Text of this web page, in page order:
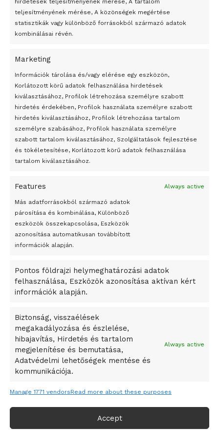
hirdetések teljesítményének mérése, A tartalom
teljesítményének mérése, A közönségek megértése
statisztikák vagy különböző forrásokból származó adatok
kombinálásai révén.
Marketing
Információk tárolása és/vagy elérése egy eszközön,
Korlátozott körű adatok felhasználása hirdetések
kiválasztásához, Profilok létrehozása személyre szabott
hirdetés érdekében, Profilok használata személyre szabott
hirdetés kiválasztásához, Profilok létrehozása tartalom
személyre szabásához, Profilok használata személyre
szabott tartalom kiválasztásához, Szolgáltatások fejlesztése
és tökéletesítése, Korlátozott körű adatok felhasználása
tartalom kiválasztásához.
Features Always active
Más adatforrásokból származó adatok
párosítása és kombinálása, Különböző
eszközök összekapcsolása, Eszközök
azonosítása automatikusan továbbított
információk alapján.
Pontos földrajzi helymeghatározási adatok
felhasználása, Eszközök azonosítása aktívan kért
információk alapján.
Biztonság, visszaélések
megakadályozása és észlelése,
hibajavítás, Hirdetés és tartalom
megjelenítése és bemutatása,
Adatvédelmi lehetőségek mentése és
kommunikációja.
Always active
Manage 1771 vendorsRead more about these purposes
Accept
Átmenetileg szünetelnek az összecsapások Bahmutnál
Egy vagyonért adták el Banksy művét miután elégették.
Az 1950-ben elhunyt alkotók művei szabadon
felhasználhatóvá válnak
Megváltoztatják a montenegrói egyházügyi törvény
Peking – A visegrádi országok zsidó kulturális örökségét
bemutató fotókiállítás nyílt
Megveszi az osztrák Wienerberger az amerikai Meridian
Bricket
A Startup Campus egyetemi programjainak legjobbjai az
A Ringo Starr új albummal jelentkezik
A Vajdasági Magyar Szövetség államtitkárait kinevezték
Dzsingisz kán hódító hadjárata okozta
Kuramagomedov ötödik, Muszukajev elődöntős – Birkózó
világkupa